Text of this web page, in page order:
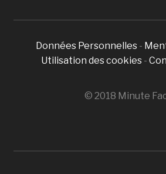
Données Personnelles -
Utilisation des cookies -
© 2018 Minute